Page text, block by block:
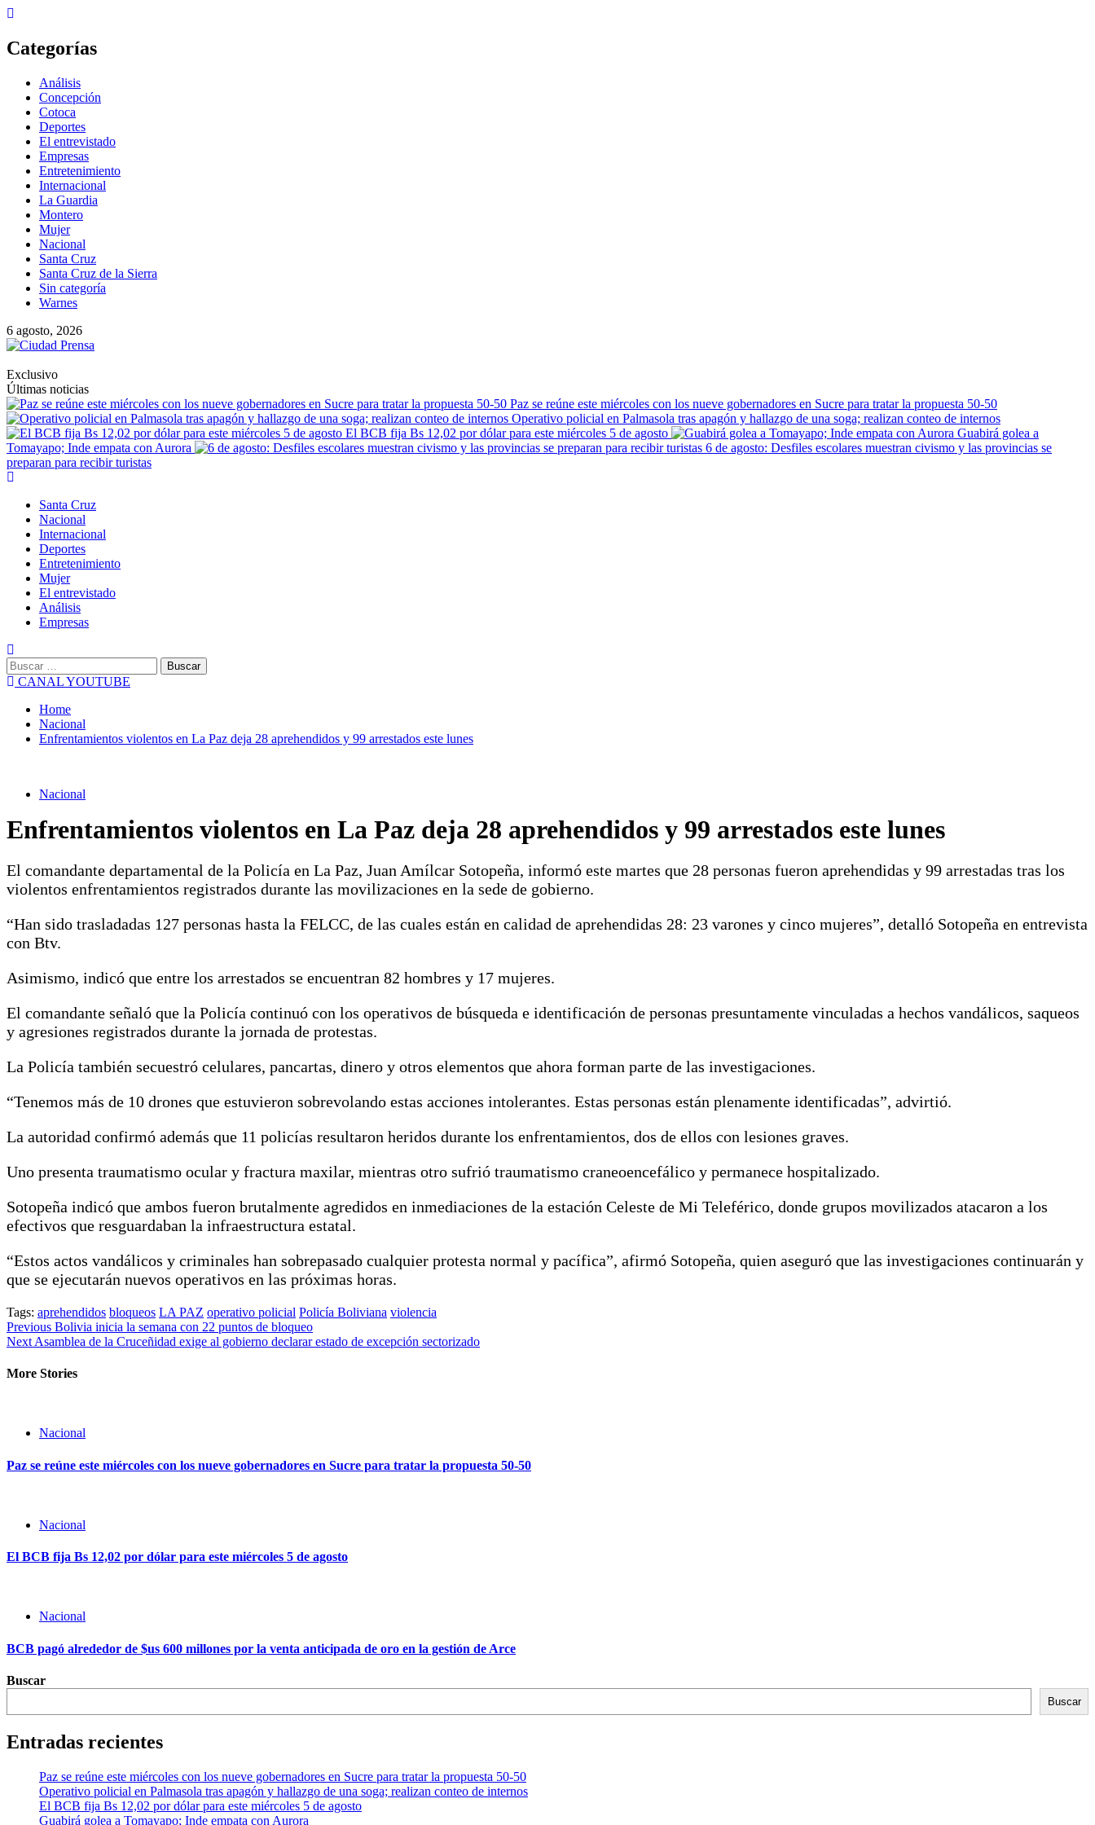
Skip
content
Categorías
Análisis
Concepción
Cotoca
Deportes
El entrevistado
Empresas
Entretenimiento
Internacional
La Guardia
Montero
Mujer
Nacional
Santa Cruz
Santa Cruz de la Sierra
Sin categoría
Warnes
6 agosto, 2026
Exclusivo
Últimas noticias
Paz se reúne este miércoles con los nueve gobernadores en Sucre para tratar la propuesta 50-50
Operativo policial en Palmasola tras apagón y hallazgo de una soga; realizan conteo de internos
El BCB fija Bs 12,02 por dólar para este miércoles 5 de agosto
Guabirá golea a
Tomayapo; Inde empata con Aurora
6 de agosto: Desfiles escolares muestran civismo y las provincias se
preparan para recibir turistas
Santa Cruz
Nacional
Internacional
Deportes
Entretenimiento
Mujer
El entrevistado
Análisis
Empresas
Buscar:
CANAL YOUTUBE
Home
Nacional
Enfrentamientos violentos en La Paz deja 28 aprehendidos y 99 arrestados este lunes
Nacional
Enfrentamientos violentos en La Paz deja 28 aprehendidos y 99 arrestados este lunes
El comandante departamental de la Policía en La Paz, Juan Amílcar Sotopeña, informó este martes que 28 personas fueron aprehendidas y 99 arrestadas tras los
violentos enfrentamientos registrados durante las movilizaciones en la sede de gobierno.
“Han sido trasladadas 127 personas hasta la FELCC, de las cuales están en calidad de aprehendidas 28: 23 varones y cinco mujeres”, detalló Sotopeña en entrevista
con Btv.
Asimismo, indicó que entre los arrestados se encuentran 82 hombres y 17 mujeres.
El comandante señaló que la Policía continuó con los operativos de búsqueda e identificación de personas presuntamente vinculadas a hechos vandálicos, saqueos
y agresiones registrados durante la jornada de protestas.
La Policía también secuestró celulares, pancartas, dinero y otros elementos que ahora forman parte de las investigaciones.
“Tenemos más de 10 drones que estuvieron sobrevolando estas acciones intolerantes. Estas personas están plenamente identificadas”, advirtió.
La autoridad confirmó además que 11 policías resultaron heridos durante los enfrentamientos, dos de ellos con lesiones graves.
Uno presenta traumatismo ocular y fractura maxilar, mientras otro sufrió traumatismo craneoencefálico y permanece hospitalizado.
Sotopeña indicó que ambos fueron brutalmente agredidos en inmediaciones de la estación Celeste de Mi Teleférico, donde grupos movilizados atacaron a los
efectivos que resguardaban la infraestructura estatal.
“Estos actos vandálicos y criminales han sobrepasado cualquier protesta normal y pacífica”, afirmó Sotopeña, quien aseguró que las investigaciones continuarán y
que se ejecutarán nuevos operativos en las próximas horas.
Tags: aprehendidos bloqueos LA PAZ operativo policial Policía Boliviana violencia
Continue
Reading
Previous Bolivia inicia la semana con 22 puntos de bloqueo
Next Asamblea de la Cruceñidad exige al gobierno declarar estado de excepción sectorizado
More Stories
Nacional
Paz se reúne este miércoles con los nueve gobernadores en Sucre para tratar la propuesta 50-50
Nacional
El BCB fija Bs 12,02 por dólar para este miércoles 5 de agosto
Nacional
BCB pagó alrededor de $us 600 millones por la venta anticipada de oro en la gestión de Arce
Buscar
Buscar
Entradas recientes
Paz se reúne este miércoles con los nueve gobernadores en Sucre para tratar la propuesta 50-50
Operativo policial en Palmasola tras apagón y hallazgo de una soga; realizan conteo de internos
El BCB fija Bs 12,02 por dólar para este miércoles 5 de agosto
Guabirá golea a Tomayapo; Inde empata con Aurora